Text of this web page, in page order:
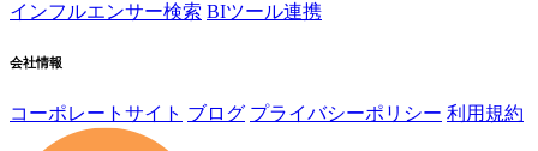
インフルエンサー検索 BIツール連携
会社情報
コーポレートサイト ブログ プライバシーポリシー 利用規約